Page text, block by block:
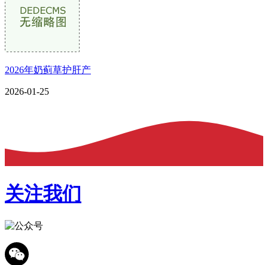
2026年奶蓟草护肝产
2026-01-25
关注我们